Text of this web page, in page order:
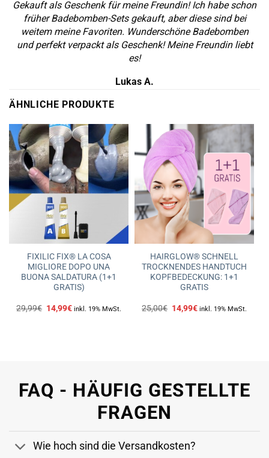
weitem meine Favoriten. Wunderschöne Badebomben
und perfekt verpackt als Geschenk! Meine Freundin liebt
es!
Lukas A.
FIXILIC FIX® LA COSA
MIGLIORE DOPO UNA
BUONA SALDATURA (1+1
GRATIS)
29,99 €
Ursprünglicher
Preis
29,99€
14,99€Aktueller
Preis
14,99€.
inkl. 19% MwSt.
HAIRGLOW® SCHNELL
TROCKNENDES HANDTUCH
KOPFBEDECKUNG: 1+1
GRATIS
25,00€ Ursprünglicher
Preis
25,00€
14,99€Aktueller
Preis
14,99€.
inkl. 19% MwSt.
FRAGEN
Wie hoch sind die Versandkosten?
Was sind die Zahlungsmöglichkeiten?